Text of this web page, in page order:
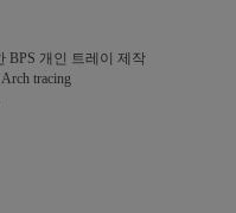
BPS 개인 트레이 제작
tracing